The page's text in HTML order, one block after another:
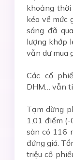
khoảng
kéo về mức
sáng đã
lượng khớp
vẫn dư mua
Các cổ
DHM… vẫn
Tạm dừng
1,01 điểm
sàn có 116
đứng giá.
triệu cổ